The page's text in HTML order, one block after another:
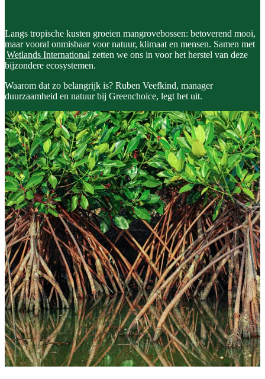
Langs tropische kusten groeien mangrovebossen: betoverend mooi,
maar vooral onmisbaar voor natuur, klimaat en mensen. Samen met
Wetlands International zetten we ons in voor het herstel van deze
bijzondere ecosystemen.
Waarom dat zo belangrijk is? Ruben Veefkind, manager
duurzaamheid en natuur bij Greenchoice, legt het uit.